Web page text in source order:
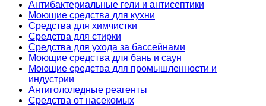
Антибактериальные гели и антисептики
Моющие средства для кухни
Средства для химчистки
Средства для стирки
Средства для ухода за бассейнами
Моющие средства для бань и саун
Моющие средства для промышленности и
индустрии
Антигололедные реагенты
Средства от насекомых